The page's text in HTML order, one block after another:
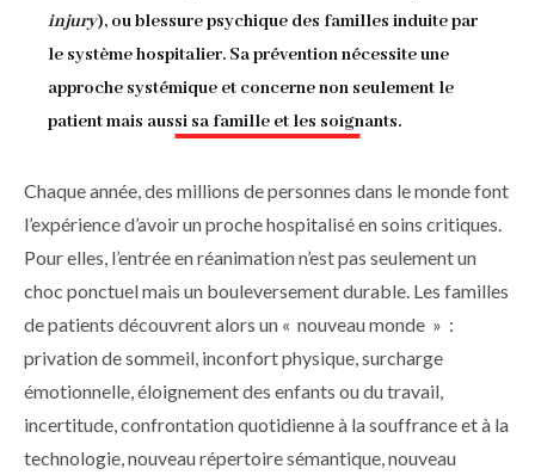
injury), ou blessure psychique des familles induite par
le système hospitalier. Sa prévention nécessite une
approche systémique et concerne non seulement le
patient mais aussi sa famille et les soignants.
Chaque année, des millions de personnes dans le monde font
l’expérience d’avoir un proche hospitalisé en soins critiques.
Pour elles, l’entrée en réanimation n’est pas seulement un
choc ponctuel mais un bouleversement durable. Les familles
de patients découvrent alors un « nouveau monde » :
privation de sommeil, inconfort physique, surcharge
émotionnelle, éloignement des enfants ou du travail,
incertitude, confrontation quotidienne à la souffrance et à la
technologie, nouveau répertoire sémantique, nouveau